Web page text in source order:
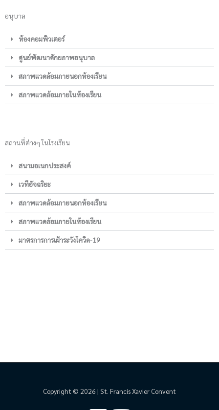
อนุบาล
ห้องคอมพิวเตอร์
ศูนย์พัฒนาศักยภาพอนุบาล
สภาพแวดล้อมภายนอกห้องเรียน
สภาพแวดล้อมภายในห้องเรียน
สถานที่ต่างๆ ในโรงเรียน
สนามอเนกประสงค์
เวทีอัจฉริยะ
สภาพแวดล้อมภายนอกห้องเรียน
สภาพแวดล้อมภายในห้องเรียน
มาตรการการเฝ้าระวังโควิด-19
Copyright © 2026 | St. Francis Xavier Convent